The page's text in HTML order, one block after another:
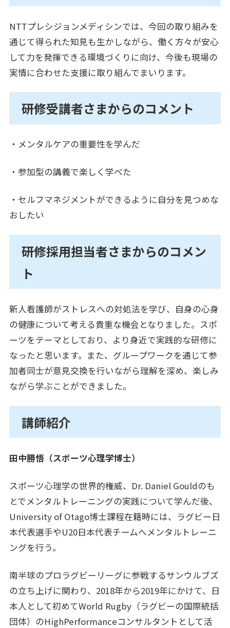
NTTプレシジョンメディシンでは、今回の取り組みを
通じて得られた知見も生かしながら、働く方々が安心
して力を発揮できる環境づくりに向け、今後も現場の
実情に合わせた支援に取り組んでまいります。
研修受講者さまからのコメント
・メンタルケアの重要性を学んだ
・参加型の講義で楽しく学べた
・セルフマネジメントができるように自分を見つめな
おしたい
研修採用担当者さまからのコメン
ト
新人看護師がストレスへの対処法を学び、自身の心身
の健康について考える貴重な機会となりました。スポ
ーツをテーマとしており、より身近で実践的な研修に
なったと思います。また、グループワークを通じて参
加者同士が意見交換を行いながら理解を深め、楽しみ
ながら学ぶことができました。
講師紹介
田中勝悟（スポーツ心理学博士）
スポーツ心理学の世界的権威、Dr. Daniel Gouldのも
とでメンタルトレーニングの実践について学んだ後、
University of Otago博士課程在籍時には、ラグビー日
本代表選手やU20日本代表チームへメンタルトレーニ
ングを行う。
南半球のプロラグビーリーグに参戦するサンウルブズ
の立ち上げに関わり、2018年から2019年にかけて、日
本人として初めてWorld Rugby（ラグビーの国際統括
団体）のHighPerformanceコンサルタントとして活